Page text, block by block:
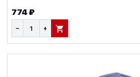
774 ₽
− + В КОРЗИНУ